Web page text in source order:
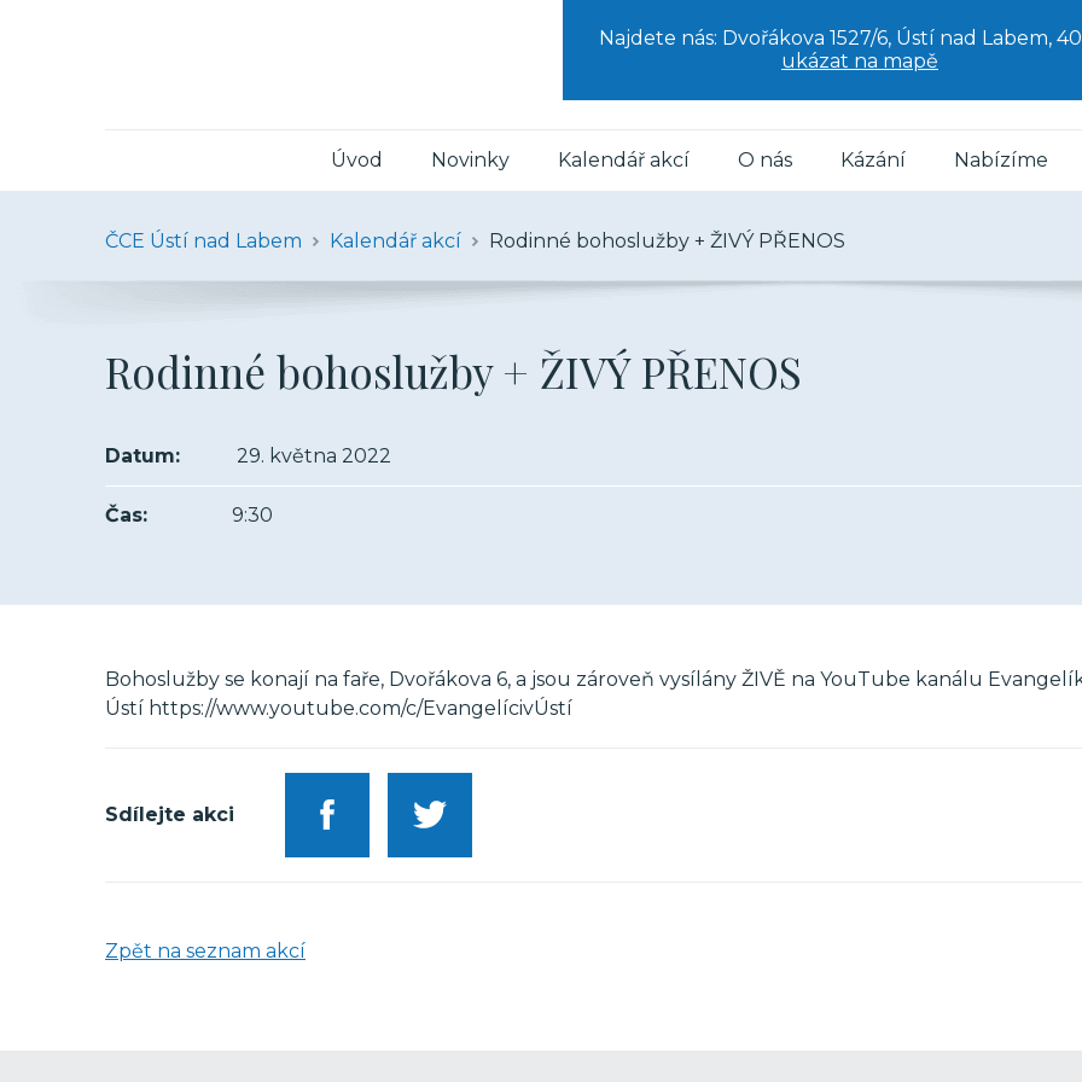
Najdete nás: Dvořákova 1527/6, Ústí nad Labem,
ukázat na mapě
Úvod Novinky Kalendář akcí O nás Kázání Nabízíme
ČCE Ústí nad Labem Kalendář akcí Rodinné bohoslužby + ŽIVÝ PŘENOS
Rodinné bohoslužby + ŽIVÝ PŘENOS
Datum: 29. května 2022
Čas: 9:30
Bohoslužby se konají na faře, Dvořákova 6, a jsou zároveň vysílány ŽIVĚ na YouTube kanálu
Ústí https://www.youtube.com/c/EvangelícivÚstí
Sdílejte akci
Zpět na seznam akcí